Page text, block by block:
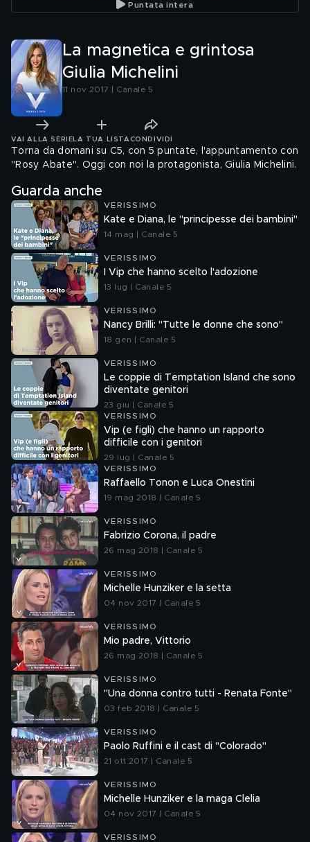
Puntata intera
La magnetica e grintosa
Giulia Michelini
11 nov 2017 | Canale 5
VAI ALLA SERIE LA TUA LISTA CONDIVIDI
Torna da domani su C5, con 5 puntate, l'appuntamento con
"Rosy Abate". Oggi con noi la protagonista, Giulia Michelini.
Guarda anche
VERISSIMO
Kate e Diana, le "principesse dei bambini"
14 mag | Canale 5
VERISSIMO
I Vip che hanno scelto l'adozione
13 lug | Canale 5
VERISSIMO
Nancy Brilli: "Tutte le donne che sono"
18 gen | Canale 5
VERISSIMO
Le coppie di Temptation Island che sono
diventate genitori
23 giu | Canale 5
VERISSIMO
Vip (e figli) che hanno un rapporto
difficile con i genitori
29 lug | Canale 5
VERISSIMO
Raffaello Tonon e Luca Onestini
19 mag 2018 | Canale 5
VERISSIMO
Fabrizio Corona, il padre
26 mag 2018 | Canale 5
VERISSIMO
Michelle Hunziker e la setta
04 nov 2017 | Canale 5
VERISSIMO
Mio padre, Vittorio
26 mag 2018 | Canale 5
VERISSIMO
"Una donna contro tutti - Renata Fonte"
03 feb 2018 | Canale 5
VERISSIMO
Paolo Ruffini e il cast di "Colorado"
21 ott 2017 | Canale 5
VERISSIMO
Michelle Hunziker e la maga Clelia
04 nov 2017 | Canale 5
VERISSIMO